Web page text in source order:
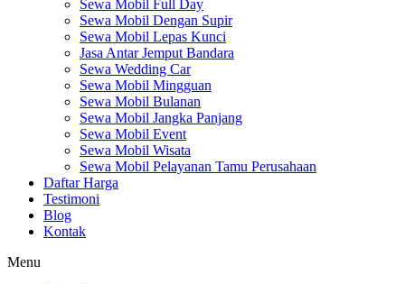
Sewa Mobil Full Day
Sewa Mobil Dengan Supir
Sewa Mobil Lepas Kunci
Jasa Antar Jemput Bandara
Sewa Wedding Car
Sewa Mobil Mingguan
Sewa Mobil Bulanan
Sewa Mobil Jangka Panjang
Sewa Mobil Event
Sewa Mobil Wisata
Sewa Mobil Pelayanan Tamu Perusahaan
Daftar Harga
Testimoni
Blog
Kontak
Menu